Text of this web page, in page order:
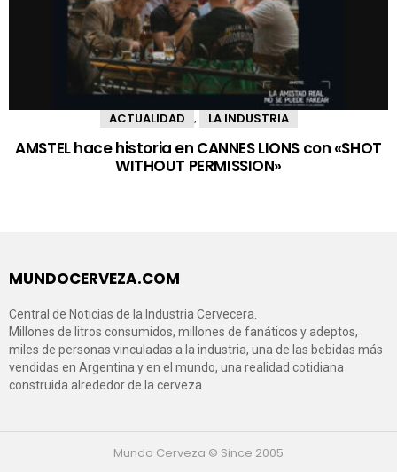
ACTUALIDAD , LA INDUSTRIA
AMSTEL hace historia en CANNES LIONS con «SHOT
WITHOUT PERMISSION»
MUNDOCERVEZA.COM
Central de Noticias de la Industria Cervecera.
Millones de litros consumidos, millones de fanáticos y adeptos,
miles de personas vinculadas a la industria, una de las bebidas más
vendidas en Argentina y en el mundo, una realidad cotidiana
construida alrededor de la cerveza.
Mundo Cerveza © Since 2005